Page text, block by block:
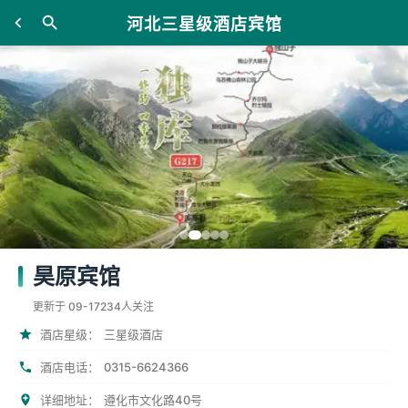
河北三星级酒店宾馆
昊原宾馆
更新于 09-17234人关注
酒店星级： 三星级酒店
酒店电话： 0315-6624366
详细地址： 遵化市文化路40号